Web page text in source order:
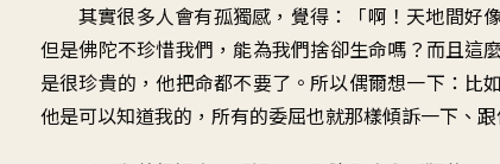
其實很多人會有孤獨感 ， 覺得：「啊 ！ 天地間好
但是佛陀不珍惜我們 ， 能為我們捨卻生命嗎 ？而且這
是很珍貴的 ，他把命都不要了 。所以偶爾想一下 ： 比
他是可以知道我的 ， 所有的委屈也就那樣傾訴一下 、